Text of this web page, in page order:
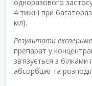
одноразового
4 тижні при
мл).
Результати
препарат у
зв’язується з
абсорбцію та